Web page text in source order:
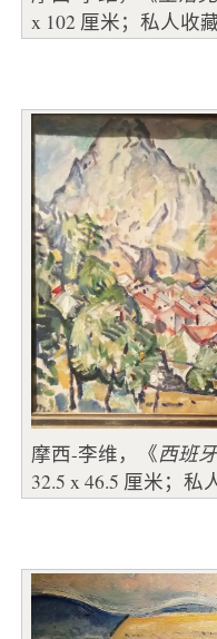
x 102 厘米；私人收藏
摩西-李维，《西班牙
32.5 x 46.5 厘米；私